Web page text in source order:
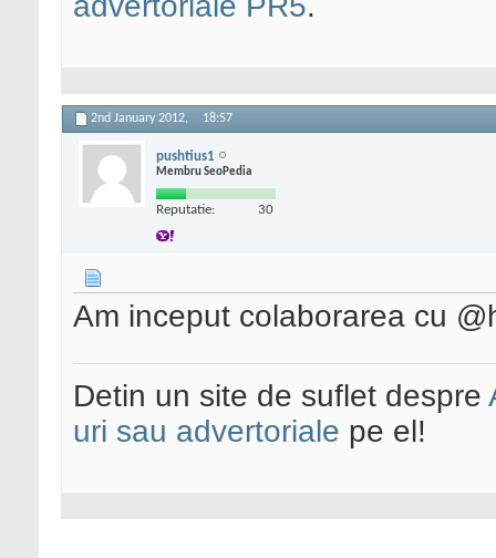
2nd January 2012, 18:57
pushtius1
Membru SeoPedia
Reputatie: 30
Am inceput colaborarea cu
Detin un site de suflet despre
uri sau advertoriale pe el!